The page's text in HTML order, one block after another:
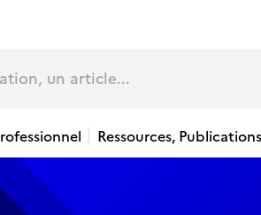
Ressources, Publications